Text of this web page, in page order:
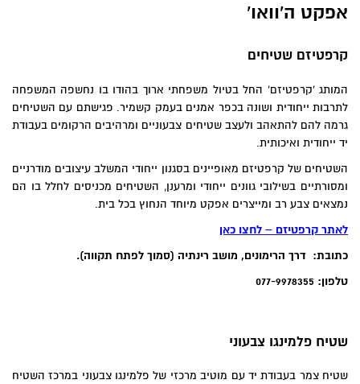
אפקט ה'וואו'
קרפטיזם שטיחים
המותג 'קרפטיזם' החל בטיול משפחתי ארוך בהודו בו נחשפה המשפחה
לתרבות ייחודית ושונה בכפר אמנים בעמק קשמיר. פגישתם עם השטיחים
גרמה להם להתאהב ולעצב שטיחים צבעוניים ומרהיבים הרקומים בעבודת
יד ייחודית ואיכותית.
השטיחים של קרפטיזם מאופיינים בסגנון ייחודי המשלב עיצובים מודרניים
ומסורתיים בשילובי גוונים ייחודי ומרענן, השטיחים מכניסים לחלל בו הם
נמצאים צבע רב ומייצרים אפקט מיוחד הנחוץ בכל בית.
לאתר קרפטיזם – לחצו כאן
כתובת: דרך הרימונים, מושב רינתיה (סמוך לפתח תקווה).
טלפון: 077-9978355
שטיח פלמינגו צבעוני
שטיח צמר בעבודת יד עם מוטיב מרכזי של פלמינגו צבעוני במרכז השטיח